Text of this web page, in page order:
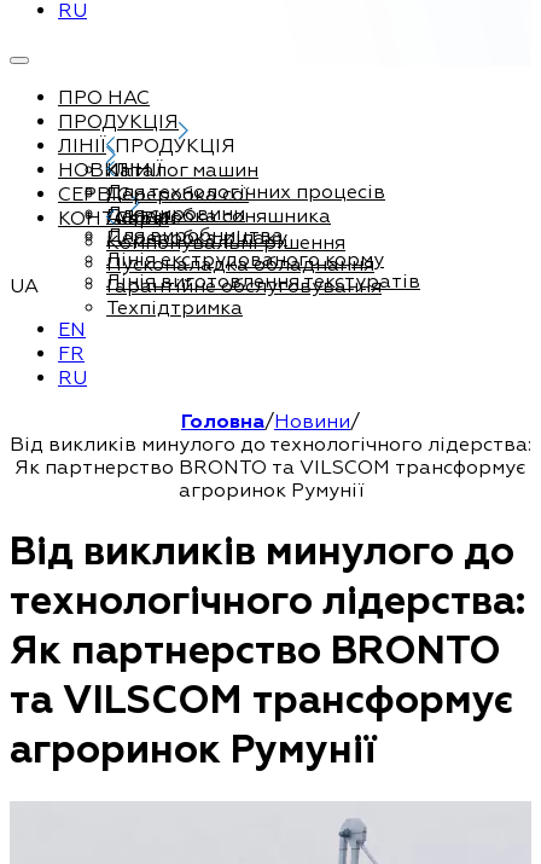
RU
ПРО НАС
ПРОДУКЦІЯ
ПРОДУКЦІЯ
Каталог машин
Для технологічних процесів
Для сировини
Для виробництва
ЛІНІЇ
ЛІНІЇ
Переробка сої
Переробка соняшника
Переробка ріпаку
Лінія екструдованого корму
Лінія виготовлення текстуратів
НОВИНИ
СЕРВІС
Сервіс
Компонувальні рішення
Пусконаладка обладнання
Гарантійне обслуговування
Техпідтримка
КОНТАКТИ
UA
EN
FR
RU
Головна/Новини/
Від викликів минулого до технологічного лідерства:
Як партнерство BRONTO та VILSCOM трансформує
агроринок Румунії
Від викликів минулого до
технологічного лідерства:
Як партнерство BRONTO
та VILSCOM трансформує
агроринок Румунії